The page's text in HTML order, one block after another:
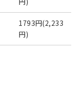
1793円(2,233
円)